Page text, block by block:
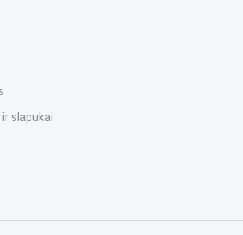
slapukai